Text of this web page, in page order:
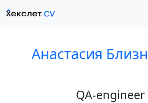
Анастасия
QA-engineer